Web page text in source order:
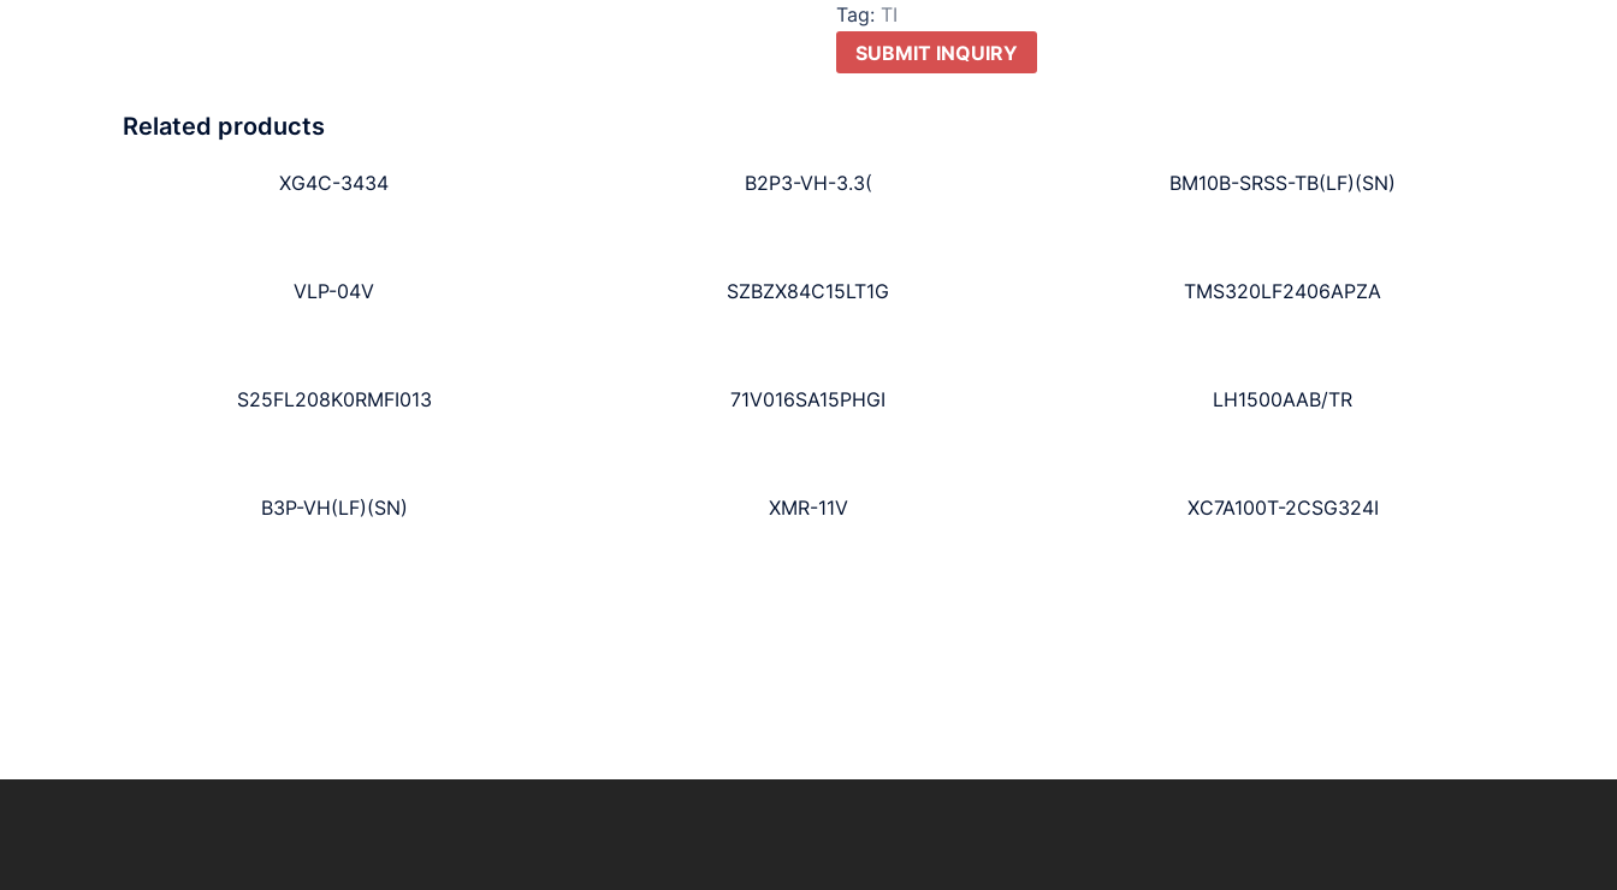
Tag: TI
SUBMIT INQUIRY
Related products
XG4C-3434 B2P3-VH-3.3( BM10B-SRSS-TB(LF)(SN)
VLP-04V SZBZX84C15LT1G TMS320LF2406APZA
S25FL208K0RMFI013 71V016SA15PHGI LH1500AAB/TR
B3P-VH(LF)(SN) XMR-11V XC7A100T-2CSG324I